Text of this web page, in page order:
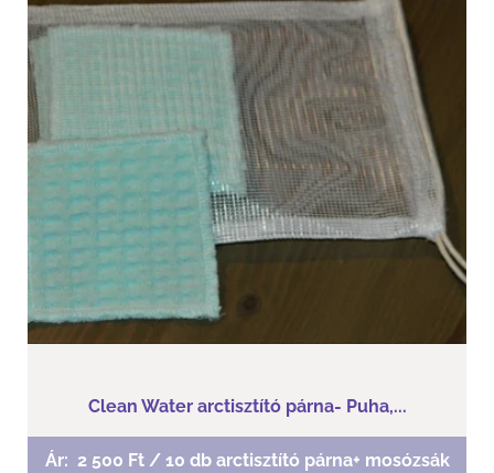
Arctisztító párna 10 db + mosózsák
Puha Waffel érzékeny bőrre
Clean Water arctisztító párna- Puha,...
Ár: 2 500 Ft / 10 db arctisztító párna+ mosózsák